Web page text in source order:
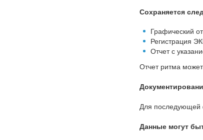
Сохраняется
Графический
Регистрация
Отчет с
Отчет ритма
Для последующей
Данные могут